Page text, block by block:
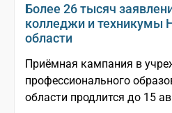
Более 26 тысяч
колледжи и техникумы
области
Приёмная кампания в
профессионального
области продлится до 15